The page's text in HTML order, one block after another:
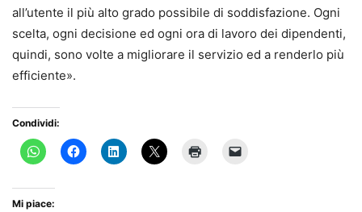
all’utente il più alto grado possibile di soddisfazione. Ogni
scelta, ogni decisione ed ogni ora di lavoro dei dipendenti,
quindi, sono volte a migliorare il servizio ed a renderlo più
efficiente».
Condividi:
Mi piace: